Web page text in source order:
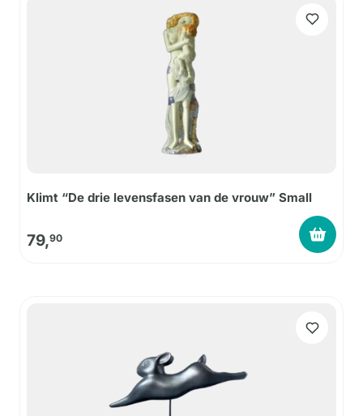
Klimt “De drie levensfasen van de vrouw” Small
79,90